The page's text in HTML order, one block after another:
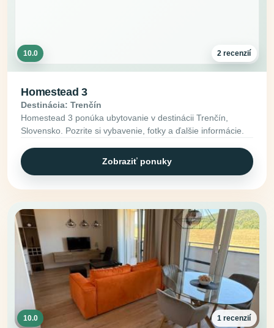
10.0 2 recenzií
Homestead 3
Destinácia: Trenčín
Homestead 3 ponúka ubytovanie v destinácii Trenčín,
Slovensko. Pozrite si vybavenie, fotky a ďalšie informácie.
Zobraziť ponuky
10.0 1 recenzií